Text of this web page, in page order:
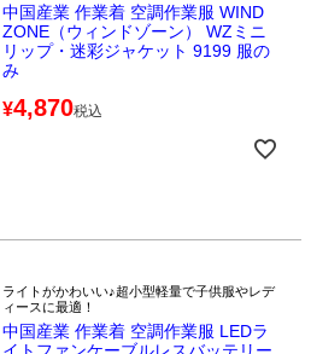
中国産業 作業着 空調作業服 WIND
ZONE（ウィンドゾーン） WZミニ
リップ・迷彩ジャケット 9199 服の
み
¥4,870税込
ライトがかわいい♪超小型軽量で子供服やレデ
ィースに最適！
中国産業 作業着 空調作業服 LEDラ